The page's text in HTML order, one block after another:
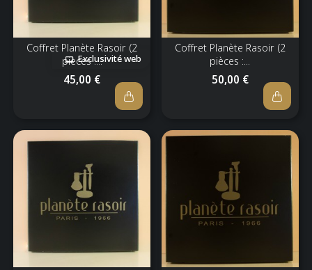
Coffret Planète Rasoir (2
pièces :...
45,00 €
Exclusivité web
Coffret Planète Rasoir (2
pièces :...
50,00 €